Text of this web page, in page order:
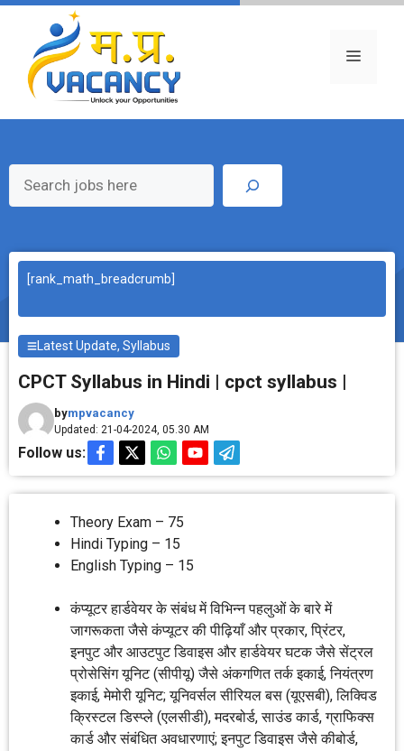
Skip
content
Menu
[rank_math_breadcrumb]
Latest Update,Syllabus
CPCT Syllabus in Hindi | cpct syllabus |
bympvacancy
Updated: 21-04-2024, 05.30 AM
Follow us:
Theory Exam – 75
Hindi Typing – 15
English Typing – 15
कंप्यूटर हार्डवेयर के संबंध में विभिन्न पहलुओं के बारे में
जागरूकता जैसे कंप्यूटर की पीढ़ियाँ और प्रकार, प्रिंटर,
इनपुट और आउटपुट डिवाइस और हार्डवेयर घटक जैसे सेंट्रल
प्रोसेसिंग यूनिट (सीपीयू) जैसे अंकगणित तर्क इकाई, नियंत्रण
इकाई, मेमोरी यूनिट; यूनिवर्सल सीरियल बस (यूएसबी), लिक्विड
क्रिस्टल डिस्प्ले (एलसीडी), मदरबोर्ड, साउंड कार्ड, ग्राफिक्स
कार्ड और संबंधित अवधारणाएं; इनपुट डिवाइस जैसे कीबोर्ड,